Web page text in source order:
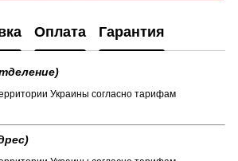
Оплата Гарантия
Украины согласно тарифам